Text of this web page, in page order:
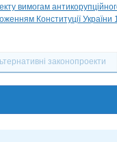
вимогам
Конституції України
законопроекти